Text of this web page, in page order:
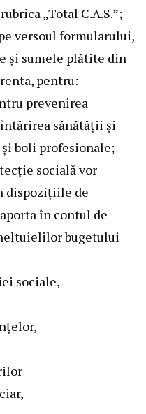
„Total C.A.S.”;
versoul formularului,
şi sumele plătite din
pentru:
prevenirea
sănătăţii şi
boli profesionale;
socială vor
dispoziţiile de
în contul de
bugetului
sociale,